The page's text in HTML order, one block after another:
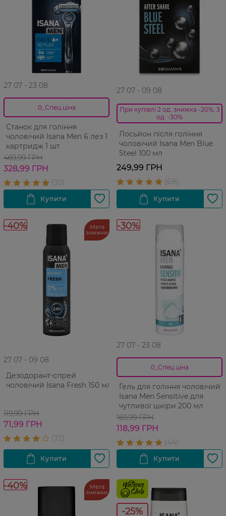
27 07 - 23 08
0_Спец.ціна
Станок для гоління
чоловічий Isana Men 6 лез 1
картридж 1 шт
469,99 ГРН
328,99 ГРН
27 07 - 09 08
При купівлі 2 од. знижка -20%, 3
од. -30%
Лосьйон після гоління
чоловічий Isana Men Blue
Steel 100 мл
249,99 ГРН
-40% Мега
знижки
27 07 - 09 08
Дезодорант-спрей
чоловічий Isana Fresh 150 мл
119,99 ГРН
71,99 ГРН
-30%
27 07 - 23 08
0_Спец.ціна
Гель для гоління чоловічий
Isana Men Sensitive для
чутливої шкіри 200 мл
169,99 ГРН
118,99 ГРН
-40% Мега
знижки
-25%